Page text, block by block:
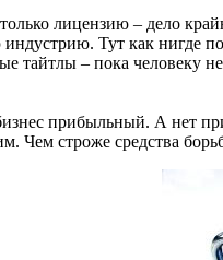
лицензию – дело
Тут как нигде
тайтлы – пока человеку
прибыльный. А нет
Чем строже средства